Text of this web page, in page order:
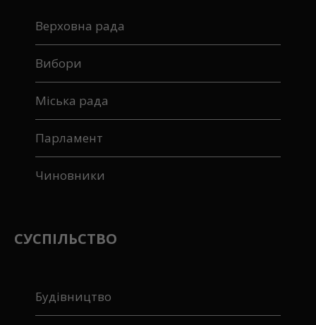
Верховна рада
Вибори
Міська рада
Парламент
Чиновники
СУСПІЛЬСТВО
Будівництво